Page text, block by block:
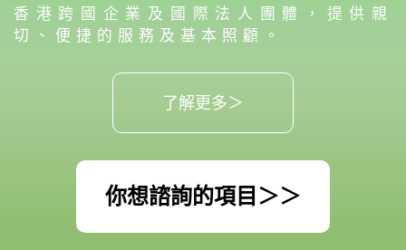
香港跨國企業及國際法人團體，提供親
切、便捷的服務及基本照顧。
了解更多＞
你想諮詢的項目＞＞